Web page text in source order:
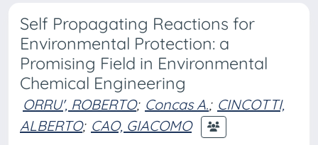
Self Propagating Reactions for
Environmental Protection: a
Promising Field in Environmental
Chemical Engineering
ORRU', ROBERTO; Concas A.; CINCOTTI,
ALBERTO; CAO, GIACOMO